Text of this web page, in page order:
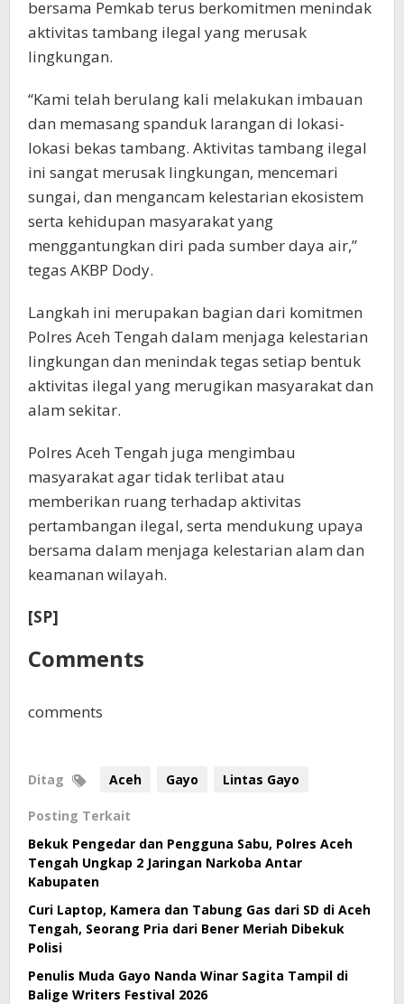
bersama Pemkab terus berkomitmen menindak
aktivitas tambang ilegal yang merusak
lingkungan.
“Kami telah berulang kali melakukan imbauan
dan memasang spanduk larangan di lokasi-
lokasi bekas tambang. Aktivitas tambang ilegal
ini sangat merusak lingkungan, mencemari
sungai, dan mengancam kelestarian ekosistem
serta kehidupan masyarakat yang
menggantungkan diri pada sumber daya air,”
tegas AKBP Dody.
Langkah ini merupakan bagian dari komitmen
Polres Aceh Tengah dalam menjaga kelestarian
lingkungan dan menindak tegas setiap bentuk
aktivitas ilegal yang merugikan masyarakat dan
alam sekitar.
Polres Aceh Tengah juga mengimbau
masyarakat agar tidak terlibat atau
memberikan ruang terhadap aktivitas
pertambangan ilegal, serta mendukung upaya
bersama dalam menjaga kelestarian alam dan
keamanan wilayah.
[SP]
Comments
comments
Ditag Aceh Gayo Lintas Gayo
Posting Terkait
Bekuk Pengedar dan Pengguna Sabu, Polres Aceh
Tengah Ungkap 2 Jaringan Narkoba Antar
Kabupaten
Curi Laptop, Kamera dan Tabung Gas dari SD di Aceh
Tengah, Seorang Pria dari Bener Meriah Dibekuk
Polisi
Penulis Muda Gayo Nanda Winar Sagita Tampil di
Balige Writers Festival 2026